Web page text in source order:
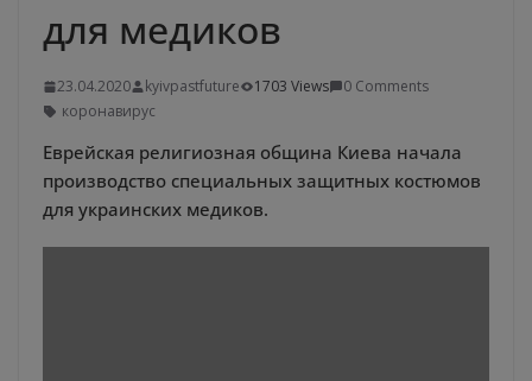
для медиков
23.04.2020 kyivpastfuture 1703 Views
0 Comments
коронавирус
Еврейская религиозная община Киева начала
производство специальных защитных костюмов
для украинских медиков.